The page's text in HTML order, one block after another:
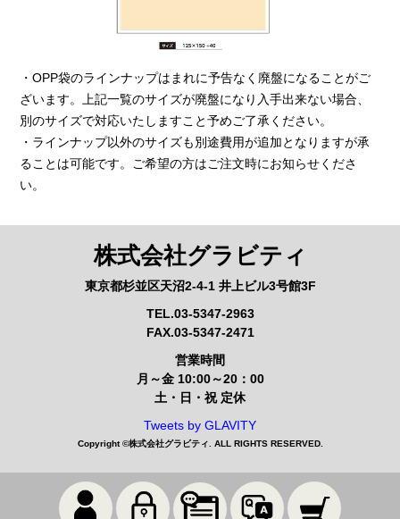
・OPP袋のラインナップはまれに予告なく廃盤になることがご
ざいます。上記一覧のサイズが廃盤になり入手出来ない場合、
別のサイズで対応いたしますこと予めご了承ください。
・ラインナップ以外のサイズも別途費用が追加となりますが承
ることは可能です。ご希望の方はご注文時にお知らせくださ
い。
株式会社グラビティ
東京都杉並区天沼2-4-1 井上ビル3号館3F
TEL.03-5347-2963
FAX.03-5347-2471
営業時間
月～金 10:00～20：00
土・日・祝 定休
Tweets by GLAVITY
Copyright ©株式会社グラビティ . ALL RIGHTS RESERVED.